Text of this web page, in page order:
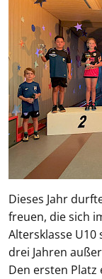
Dieses Jahr
freuen, die sich
Altersklasse
drei Jahren
Den ersten Platz